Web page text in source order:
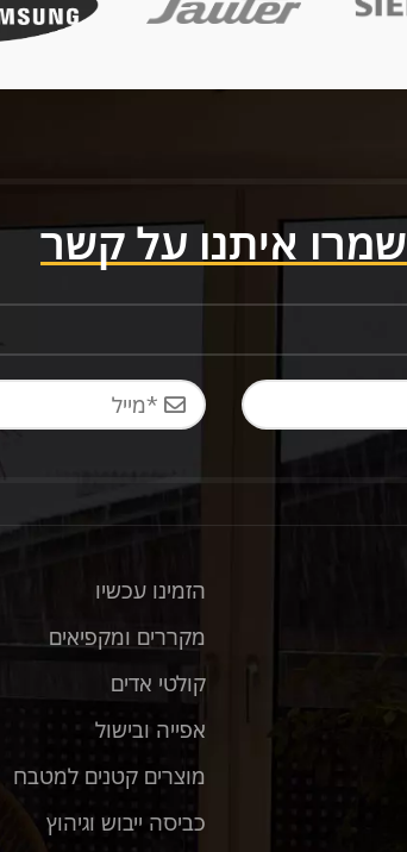
שמרו איתנו על קשר
הזמינו עכשיו
מקררים ומקפיאים
קולטי אדים
אפייה ובישול
מוצרים קטנים למטבח
כביסה ייבוש וגיהוץ